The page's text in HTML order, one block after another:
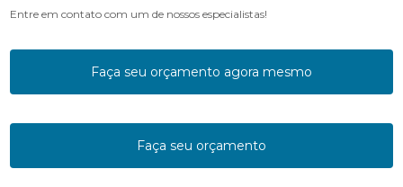
Entre em contato com um de nossos especialistas!
Faça seu orçamento agora mesmo
Faça seu orçamento